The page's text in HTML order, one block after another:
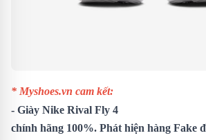
* Myshoes.vn cam kết:
- Giày Nike Rival Fly 4
chính hãng 100%. Phát hiện hàng Fake